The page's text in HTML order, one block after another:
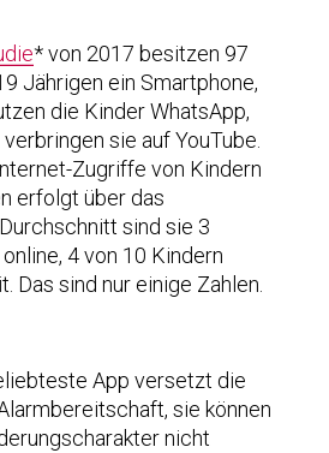
* von 2017 besitzen 97
Jährigen ein Smartphone,
die Kinder WhatsApp,
sie auf YouTube.
Zugriffe von Kindern
erfolgt über das
sind sie 3
4 von 10 Kindern
Das sind nur einige Zahlen.
App versetzt die
sie können
nicht